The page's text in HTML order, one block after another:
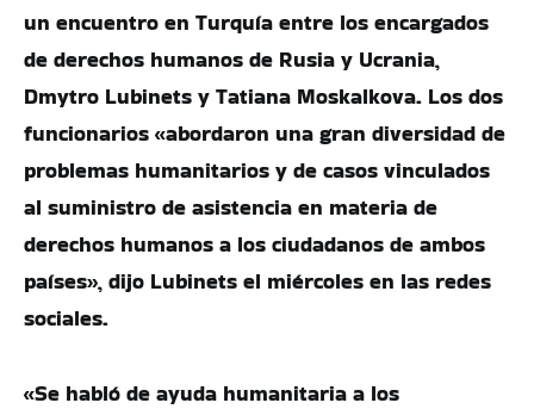
un encuentro en Turquía entre los encargados
de derechos humanos de Rusia y Ucrania,
Dmytro Lubinets y Tatiana Moskalkova. Los dos
funcionarios «abordaron una gran diversidad de
problemas humanitarios y de casos vinculados
al suministro de asistencia en materia de
derechos humanos a los ciudadanos de ambos
países», dijo Lubinets el miércoles en las redes
sociales.
«Se habló de ayuda humanitaria a los